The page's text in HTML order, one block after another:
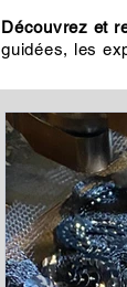
Découvrez et
guidées, les